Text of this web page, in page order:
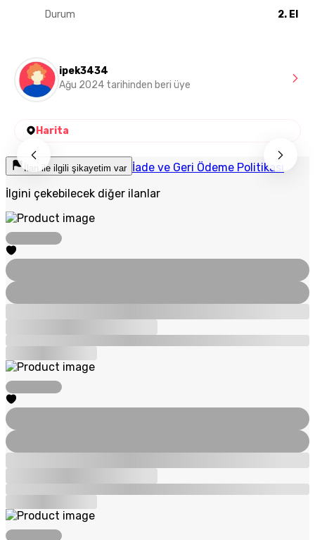
Durum 2. El
ipek3434
Ağu 2024 tarihinden beri üye
Harita
İlan ile ilgili şikayetim var İade ve Geri Ödeme Politikası
İlgini çekebilecek diğer ilanlar